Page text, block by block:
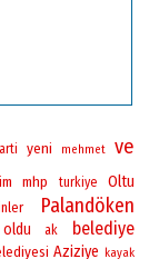
yeni mehmet ve
mhp turkiye Oltu
Palandöken
oldu ak belediye
Aziziye kayak